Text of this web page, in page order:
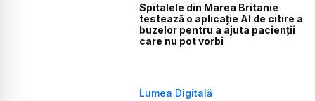
Spitalele din Marea Britanie
testează o aplicație AI de citire a
buzelor pentru a ajuta pacienții
care nu pot vorbi
Lumea Digitală